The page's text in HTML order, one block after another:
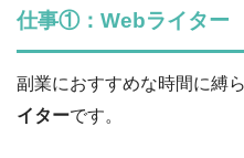
仕事①：Webライター
副業におすすめな時間に縛
イターです。